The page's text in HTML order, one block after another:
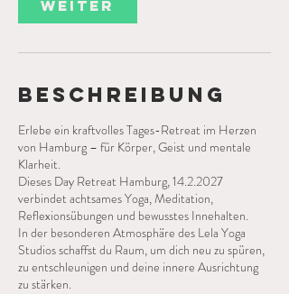
F
b
2
0
2
7
Weiter
Beschreibung
Erlebe ein kraftvolles Tages-Retreat im Herzen
von Hamburg – für Körper, Geist und mentale
Klarheit.
Dieses Day Retreat Hamburg, 14.2.2027
verbindet achtsames Yoga, Meditation,
Reflexionsübungen und bewusstes Innehalten.
In der besonderen Atmosphäre des Lela Yoga
Studios schaffst du Raum, um dich neu zu spüren,
zu entschleunigen und deine innere Ausrichtung
zu stärken.